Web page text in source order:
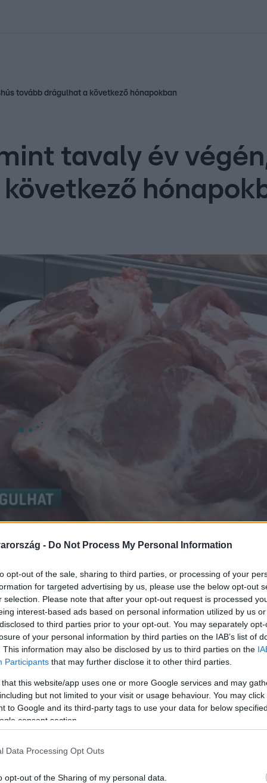
- Do Not Process My Personal Information
opt-out of the sale, sharing to third parties, or processing of your
for targeted advertising by us, please use the below opt-out
selection. Please note that after your opt-out request is processed
interest-based ads based on personal information utilized by us
to third parties prior to your opt-out. You may separately
of your personal information by third parties on the IAB’s list of
This information may also be disclosed by us to third parties on the
Participants that may further disclose it to other third parties.
that this website/app uses one or more Google services and may
but not limited to your visit or usage behaviour. You may
to Google and its third-party tags to use your data for below
consent section.
Data Processing Opt Outs
opt-out of the Sharing of my personal data.
tovább drágulhat a következő hónapokban
tavaly év
Link másolása
érdemben az infláció – a jegybank
százalékkal olcsóbb, mint tavaly év
tovább drágulhat a következő
szerint. Orbán Viktor
az élelmiszerárstopot csak akkor
lassul az infláció.